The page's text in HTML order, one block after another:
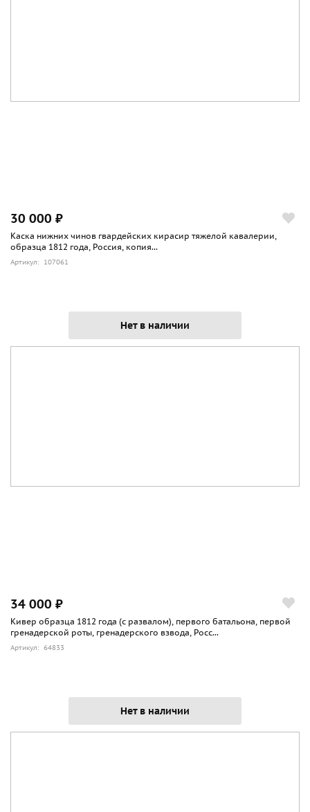
30 000 ₽
Каска нижних чинов гвардейских кирасир тяжелой кавалерии,
образца 1812 года, Россия, копия...
Артикул: 107061
Нет в наличии
34 000 ₽
Кивер образца 1812 года (с развалом), первого батальона, первой
гренадерской роты, гренадерского взвода, Росс...
Артикул: 64833
Нет в наличии